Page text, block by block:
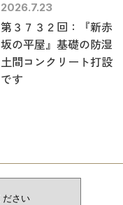
2026.7.23
第３７３２回：『新赤
坂の平屋』基礎の防湿
土間コンクリート打設
です